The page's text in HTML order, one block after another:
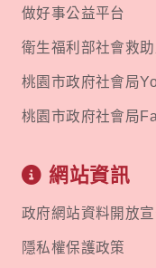
做好事公益平台
衛生福利部社會救助
桃園市政府社會局
桃園市政府社會局
網站資訊
政府網站資料開放
隱私權保護政策